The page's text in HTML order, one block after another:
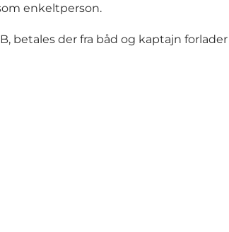
enkeltperson.
betales der fra båd og kaptajn